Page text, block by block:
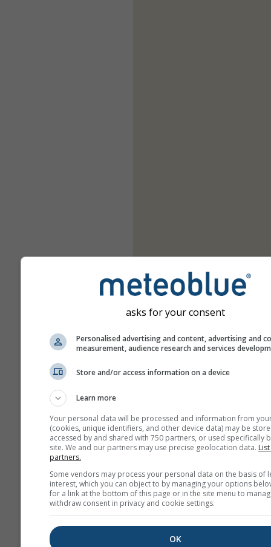
asks for your consent
Personalised advertising and content, advertising and
measurement, audience research and services
Store and/or access information on a device
Learn more
Your personal data will be processed and information from
(cookies, unique identifiers, and other device data) may be
accessed by and shared with 750 partners, or used specifically
site. We and our partners may use precise geolocation data.
partners.
Some vendors may process your personal data on the basis of
interest, which you can object to by managing your options
for a link at the bottom of this page or in the site menu to
withdraw consent in privacy and cookie settings.
OK